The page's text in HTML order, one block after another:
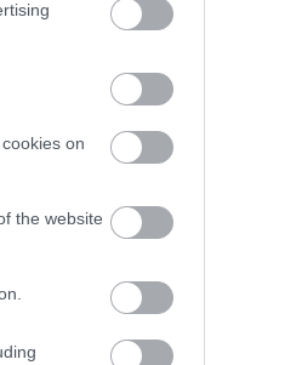
on
the website